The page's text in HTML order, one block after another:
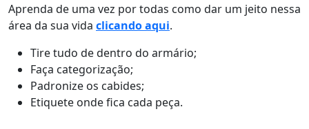
Aprenda de uma vez por todas como dar um jeito nessa
área da sua vida clicando aqui.
Tire tudo de dentro do armário;
Faça categorização;
Padronize os cabides;
Etiquete onde fica cada peça.